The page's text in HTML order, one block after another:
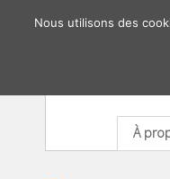
À
Nous utilisons des